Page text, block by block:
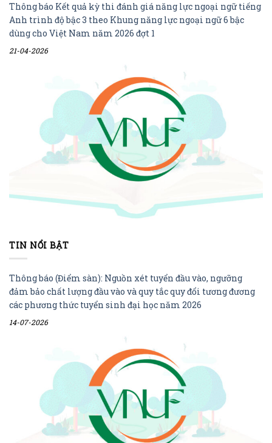
Thông báo Kết quả kỳ thi đánh giá năng lực ngoại ngữ tiếng
Anh trình độ bậc 3 theo Khung năng lực ngoại ngữ 6 bậc
dùng cho Việt Nam năm 2026 đợt 1
21-04-2026
TIN NỔI BẬT
Thông báo (Điểm sàn): Nguồn xét tuyển đầu vào, ngưỡng
đảm bảo chất lượng đầu vào và quy tắc quy đổi tương đương
các phương thức tuyển sinh đại học năm 2026
14-07-2026